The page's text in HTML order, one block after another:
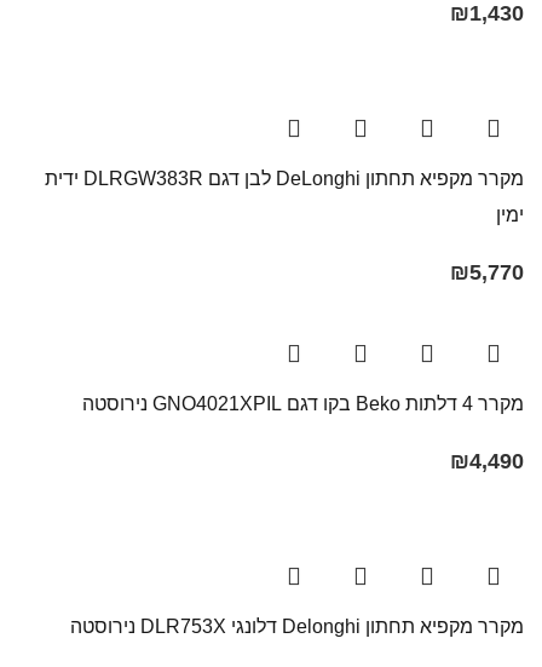
₪1,430
מקרר מקפיא תחתון DeLonghi לבן דגם DLRGW383R ידית
ימין
₪5,770
מקרר ‏4 דלתות Beko בקו ‏דגם GNO4021XPIL נירוסטה
₪4,490
מקרר ‏מקפיא תחתון Delonghi דלונגי ‏DLR753X נירוסטה